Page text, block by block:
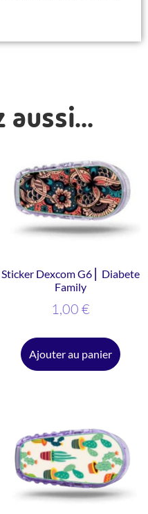
aussi...
Sticker Dexcom G6 ⎜ Diabete
Family
1,00 €
Ajouter au panier